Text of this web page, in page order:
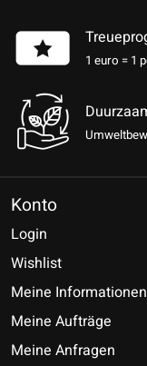
1 euro = 1
Konto
Login
Wishlist
Meine Informationen
Meine Aufträge
Meine Anfragen